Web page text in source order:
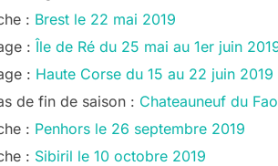
: Brest le 22 mai 2019
: Île de Ré du 25 mai au 1er juin
: Haute Corse du 15 au 22 juin 2019
de fin de saison : Chateauneuf du
: Penhors le 26 septembre 2019
: Sibiril le 10 octobre 2019